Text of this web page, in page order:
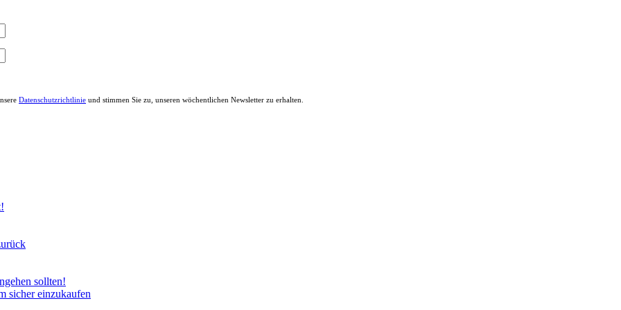
Datenschutzrichtlinie und stimmen Sie zu, unseren wöchentlichen Newsletter zu erhalten.
sollten!
sicher einzukaufen